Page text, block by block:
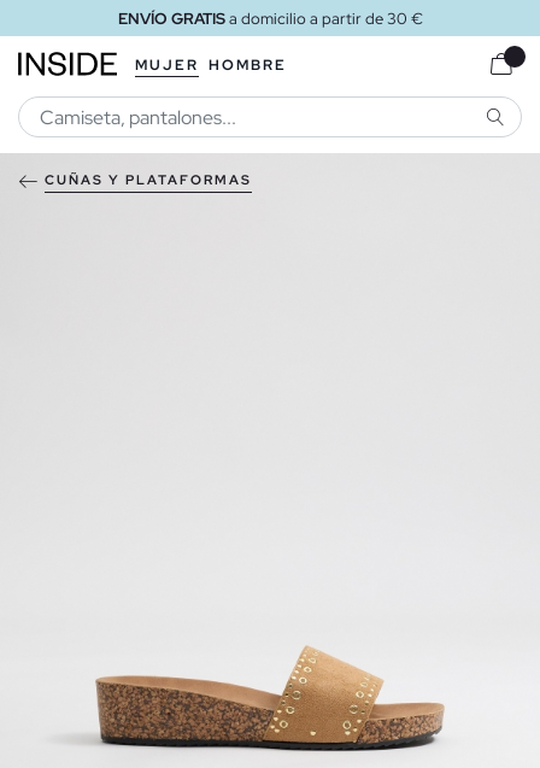
ENVÍO GRATISa domicilio a partir de 30 €
MUJER HOMBRE
CUÑAS Y PLATAFORMAS